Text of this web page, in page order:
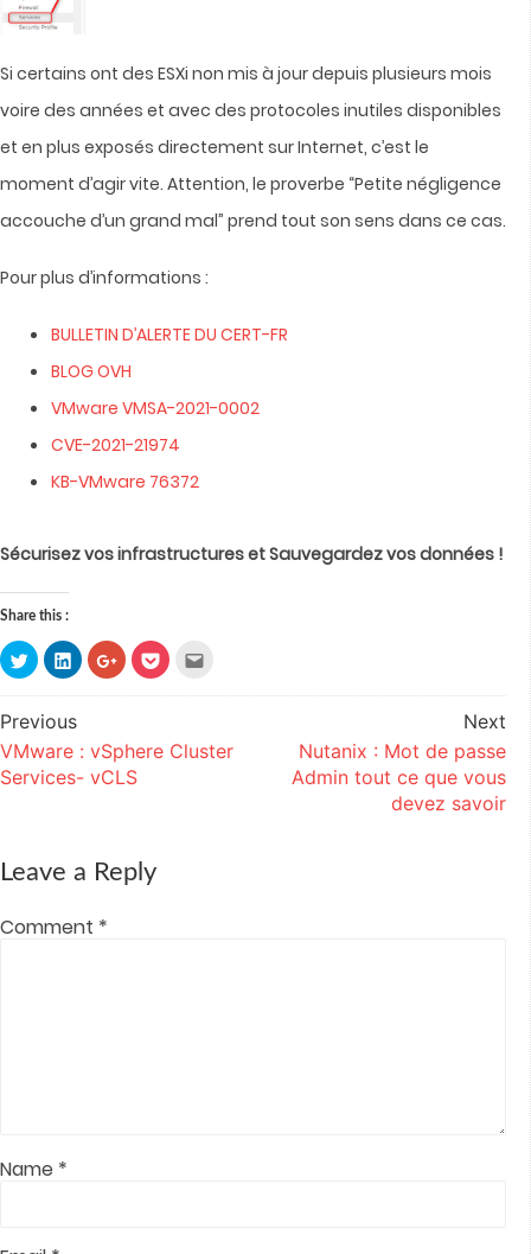
Si certains ont des ESXi non mis à jour depuis plusieurs mois
voire des années et avec des protocoles inutiles disponibles
et en plus exposés directement sur Internet, c’est le
moment d’agir vite. Attention, le proverbe “Petite négligence
accouche d’un grand mal” prend tout son sens dans ce cas.
Pour plus d’informations :
BULLETIN D’ALERTE DU CERT-FR
BLOG OVH
VMware VMSA-2021-0002
CVE-2021-21974
KB-VMware 76372
Sécurisez vos infrastructures et Sauvegardez vos données !
Share this :
Click
to
share
on
Twitter
(Opens
new
window)
Click
to
share
on
(Opens
new
window)
Click
to
share
on
in
new
window)
Click
to
on
in
new
this
friend
(Opens
Post
navigation
Previous
VMware : vSphere Cluster
Services- vCLS
Next
Nutanix : Mot de passe
Admin tout ce que vous
devez savoir
Leave a Reply
Comment *
Name *